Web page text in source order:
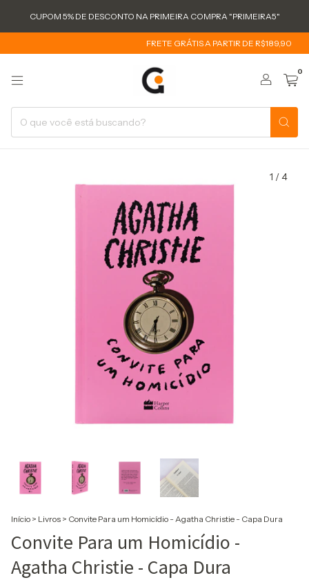
CUPOM 5% DE DESCONTO NA PRIMEIRA COMPRA "PRIMEIRA5"
FRETE GRÁTIS A PARTIR DE R$189,90
0
1 /4
Início > Livros > Convite Para um Homicídio - Agatha Christie - Capa Dura
Convite Para um Homicídio -
Agatha Christie - Capa Dura